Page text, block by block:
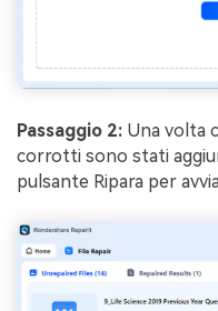
Passaggio 2: Una volta
corrotti sono stati
pulsante Ripara per